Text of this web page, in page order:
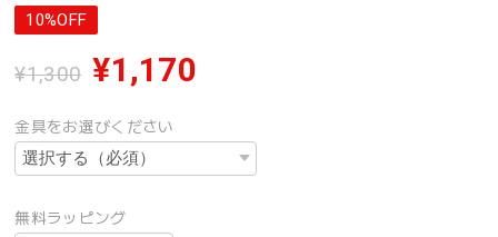
10%OFF
¥1,300 ¥1,170
金具をお選びください
無料ラッピング